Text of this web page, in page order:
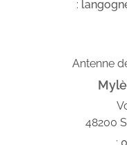
:
Antenne
48200